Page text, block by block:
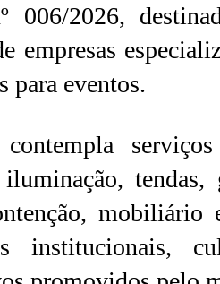
006/2026,
empresas
para eventos.
iluminação,
mobiliário
institucionais,